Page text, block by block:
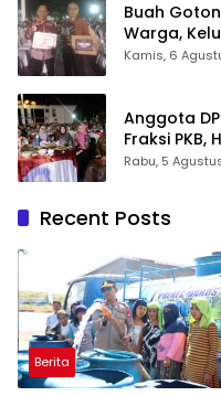
Buah
Warga,
Takalar
Kamis, 6
Anggota
Fraksi PKB,
Beri
Rabu, 5
Recent Posts
Berita